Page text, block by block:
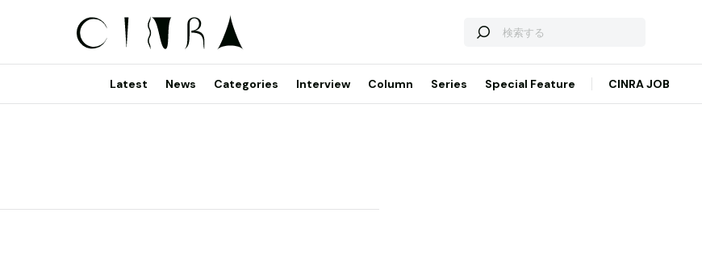
Latest News Categories Interview Column Series Special Feature CINRA JOB